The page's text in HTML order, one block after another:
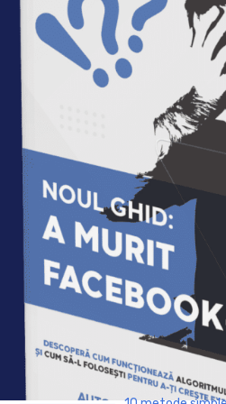
Acasa Autori»Gabi Urda
Gabi Urda
Am aflat ca ma exprim
prin haine la fel de bine ca
prin cuvinte, ca stilul se
deprinde experimentand
si informandu-te, iar
modul in care decid sa ma
imbrac dimineata imi
poate schimba cursul
vietii.
Sunt Gabi Urda, consultant